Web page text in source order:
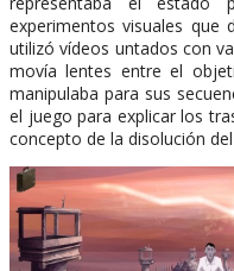
experimentos visuales que
utilizó vídeos untados con
movía lentes entre el
manipulaba para sus
el juego para explicar los
concepto de la disolución